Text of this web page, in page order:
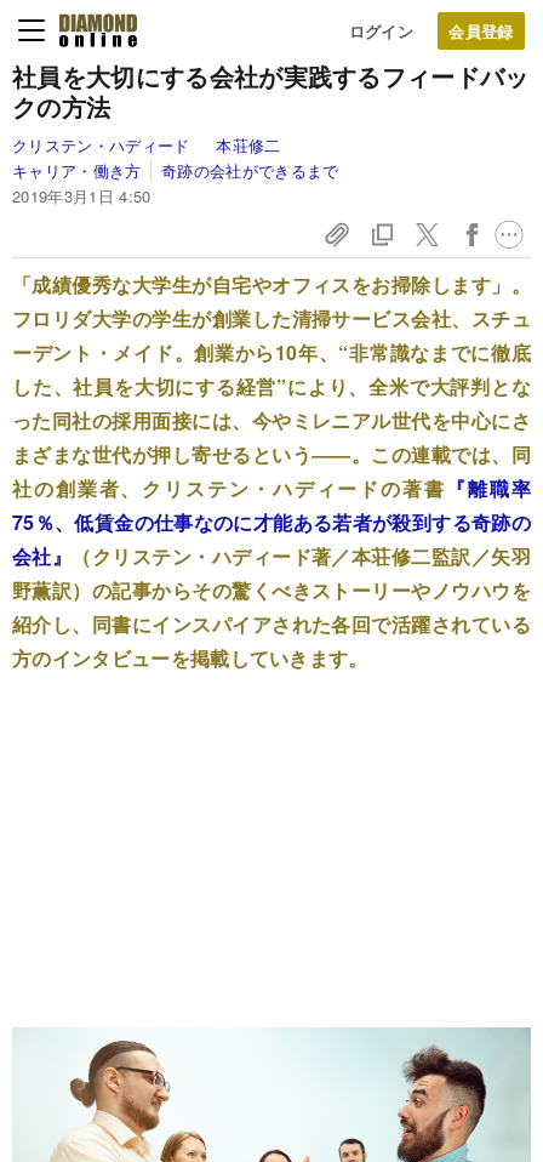
ログイン
社員を大切にする会社が実践するフィードバッ
クの方法
クリステン・ハディード
本荘修二
キャリア・働き方
奇跡の会社ができるまで
2019年3月1日 4:50
「成績優秀な大学生が自宅やオフィスをお掃除します」。
フロリダ大学の学生が創業した清掃サービス会社、スチュ
ーデント・メイド。創業から10年、“非常識なまでに徹底
した、社員を大切にする経営”により、全米で大評判とな
った同社の採用面接には、今やミレニアル世代を中心にさ
まざまな世代が押し寄せるという――。この連載では、同
社の創業者、クリステン・ハディードの著書 『離職率
75％、低賃金の仕事なのに才能ある若者が殺到する奇跡の
会社』
（クリステン・ハディード著／本荘修二監訳／矢羽
野薫訳）の記事からその驚くべきストーリーやノウハウを
紹介し、同書にインスパイアされた各回で活躍されている
方のインタビューを掲載していきます。